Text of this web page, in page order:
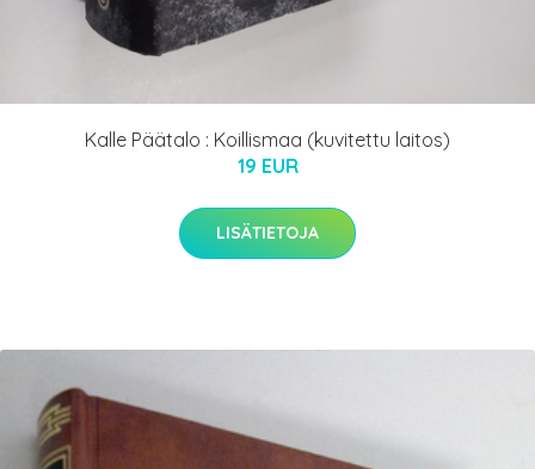
Kalle Päätalo : Koillismaa (kuvitettu laitos)
19 EUR
LISÄTIETOJA